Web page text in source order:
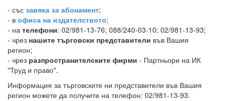
- със завяка за абонамент;
- в офиса на издателството;
- на телефони: 02/981-13-76; 088/240-03-10; 02/981-13-93;
- чрез нашите търговски представители във Вашия
регион;
- чрез разпространителските фирми - Партньори на ИК
"Труд и право".
Информация за търговските ни представители във Вашия
регион можете да получите на телефон: 02/981-13-93.